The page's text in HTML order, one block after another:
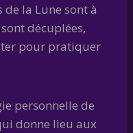
de la Lune sont à
décuplées,
pour pratiquer
personnelle de
donne lieu aux